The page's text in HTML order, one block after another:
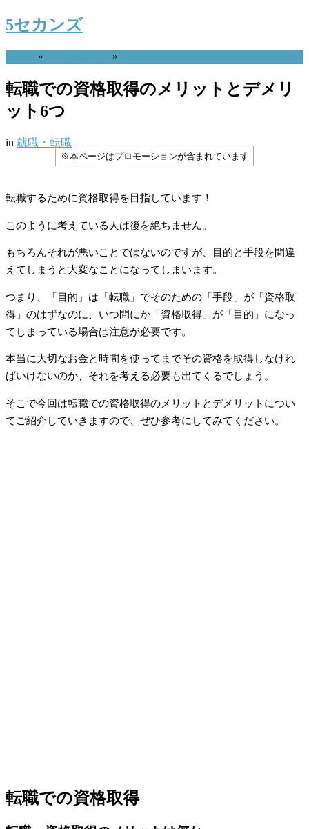
5セカンズ
» »
転職での資格取得のメリットとデメリ
ット6つ
in 就職・転職
※本ページはプロモーションが含まれています
転職するために資格取得を目指しています！
このように考えている人は後を絶ちません。
もちろんそれが悪いことではないのですが、目的と手段を間違
えてしまうと大変なことになってしまいます。
つまり、「目的」は「転職」でそのための「手段」が「資格取
得」のはずなのに、いつ間にか「資格取得」が「目的」になっ
てしまっている場合は注意が必要です。
本当に大切なお金と時間を使ってまでその資格を取得しなけれ
ばいけないのか、それを考える必要も出てくるでしょう。
そこで今回は転職での資格取得のメリットとデメリットについ
てご紹介していきますので、ぜひ参考にしてみてください。
転職での資格取得